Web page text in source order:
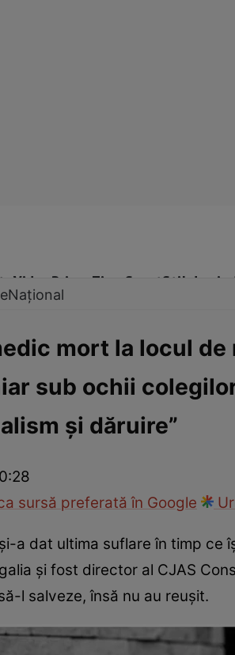
Video Prime Time SportStil de
diversTehnologieNaționalSport
Național
mort la locul
sub ochii
și dăruire”
sursă preferată în Google
a dat ultima suflare în timp ce
și fost director al CJAS
l salveze, însă nu au reușit.